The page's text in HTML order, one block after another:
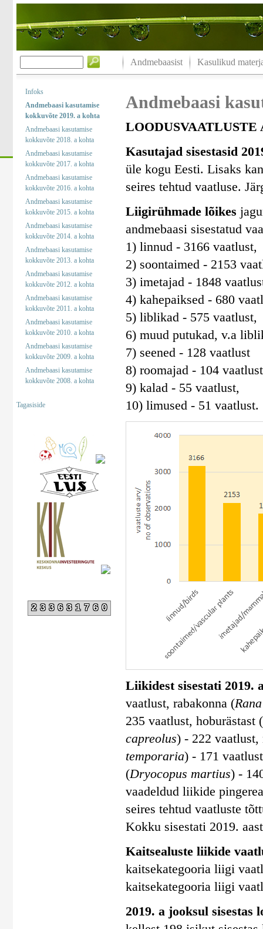
Andmebaasist Kasulikud
Infoks
Andmebaasi kasutamise
kokkuvõte 2019. a kohta
Andmebaasi kasutamise
kokkuvõte 2018. a kohta
Andmebaasi kasutamise
kokkuvõte 2017. a kohta
Andmebaasi kasutamise
kokkuvõte 2016. a kohta
Andmebaasi kasutamise
kokkuvõte 2015. a kohta
Andmebaasi kasutamise
kokkuvõte 2014. a kohta
Andmebaasi kasutamise
kokkuvõte 2013. a kohta
Andmebaasi kasutamise
kokkuvõte 2012. a kohta
Andmebaasi kasutamise
kokkuvõte 2011. a kohta
Andmebaasi kasutamise
kokkuvõte 2010. a kohta
Andmebaasi kasutamise
kokkuvõte 2009. a kohta
Andmebaasi kasutamise
kokkuvõte 2008. a kohta
Tagasiside
233631760
Andmebaasi
Kasutajad sisestasid
üle kogu Eesti. Lisaks
seires tehtud vaatluse.
Liigirühmade lõikes
andmebaasi sisestatud
1) linnud - 3166 vaatlust,
2) soontaimed - 2153
3) imetajad - 1848
4) kahepaiksed - 680
5) liblikad - 575 vaatlust,
6) muud putukad, v.a
7) seened - 128 vaatlust
8) roomajad - 104
9) kalad - 55 vaatlust,
10) limused - 51 vaatlust.
Liikidest sisestati 2019.
vaatlust, rabakonna (
235 vaatlust, hoburästast (
capreolus) - 222
temporaria) - 171
(Dryocopus martius) -
vaadeldud liikide
seires tehtud vaatluste
Kokku sisestati 2019.
Kaitsealuste liikide
kaitsekategooria liigi
kaitsekategooria liigi
2019. a jooksul sisestas